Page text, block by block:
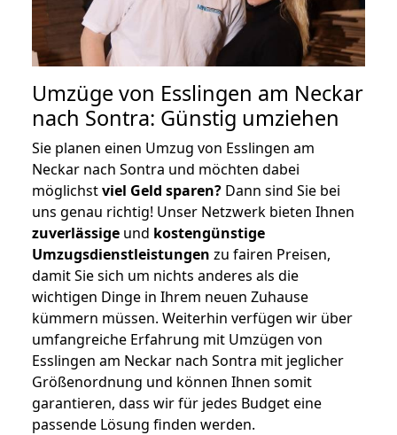
Umzüge von Esslingen am Neckar
nach Sontra: Günstig umziehen
Sie planen einen Umzug von Esslingen am
Neckar nach Sontra und möchten dabei
möglichstviel Geld sparen? Dann sind Sie bei
uns genau richtig! Unser Netzwerk bieten Ihnen
zuverlässige und kostengünstige
Umzugsdienstleistungen zu fairen Preisen,
damit Sie sich um nichts anderes als die
wichtigen Dinge in Ihrem neuen Zuhause
kümmern müssen. Weiterhin verfügen wir über
umfangreiche Erfahrung mit Umzügen von
Esslingen am Neckar nach Sontra mit jeglicher
Größenordnung und können Ihnen somit
garantieren, dass wir für jedes Budget eine
passende Lösung finden werden.